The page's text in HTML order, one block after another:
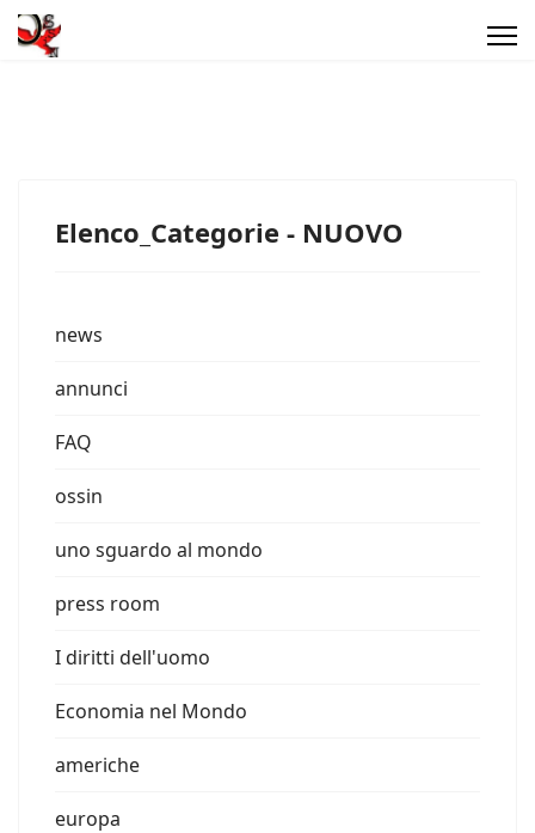
Elenco_Categorie - NUOVO
news
annunci
FAQ
ossin
uno sguardo al mondo
press room
I diritti dell'uomo
Economia nel Mondo
americhe
europa